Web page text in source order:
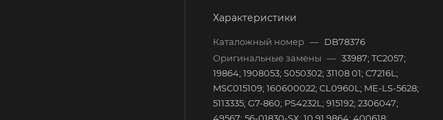
Характеристики
Каталожный номер — DB78376
Оригинальные замены — 33987; TC2057;
19864; 1908053; S050302; 31108 01; C7216L;
MSC015109; 160600022; CL0960L; ME-LS-5628;
5113335; G7-860; PS4232L; 915192; 2306047;
49567; 56-01830-SX; 10 91 9864; 400618;